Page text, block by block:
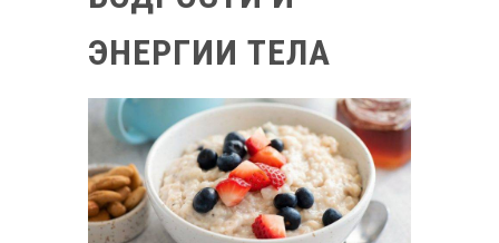
ЭНЕРГИИ ТЕЛА